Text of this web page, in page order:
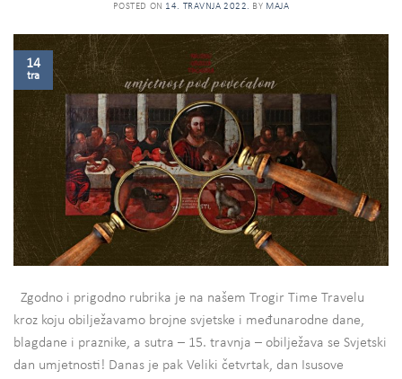
POSTED ON 14. TRAVNJA 2022. BY MAJA
14
tra
Zgodno i prigodno rubrika je na našem Trogir Time Travelu
kroz koju obilježavamo brojne svjetske i međunarodne dane,
blagdane i praznike, a sutra – 15. travnja – obilježava se Svjetski
dan umjetnosti! Danas je pak Veliki četvrtak, dan Isusove